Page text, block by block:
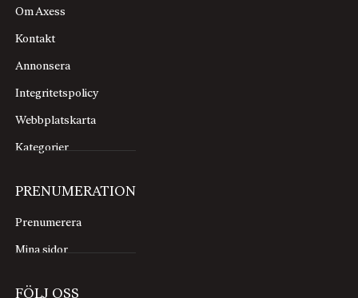
Om Axess
Kontakt
Annonsera
Integritetspolicy
Webbplatskarta
Kategorier
PRENUMERATION
Prenumerera
Mina sidor
FÖLJ OSS